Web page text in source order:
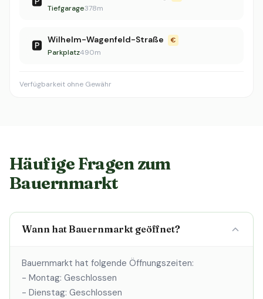
Tiefgarage378m
🅿️ Wilhelm-Wagenfeld-Straße €
Parkplatz490m
Verfügbarkeit ohne Gewähr
Häufige Fragen zum
Bauernmarkt
Wann hat Bauernmarkt geöffnet?
Bauernmarkt hat folgende Öffnungszeiten:
- Montag: Geschlossen
- Dienstag: Geschlossen